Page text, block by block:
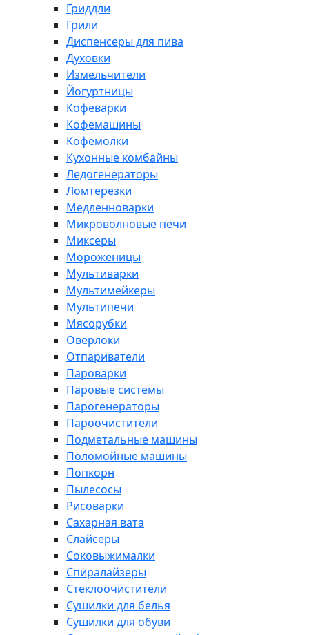
Гриддли
Грили
Диспенсеры для пива
Духовки
Измельчители
Йогуртницы
Кофеварки
Кофемашины
Кофемолки
Кухонные комбайны
Ледогенераторы
Ломтерезки
Медленноварки
Микроволновые печи
Миксеры
Мороженицы
Мультиварки
Мультимейкеры
Мультипечи
Мясорубки
Оверлоки
Отпариватели
Пароварки
Паровые системы
Парогенераторы
Пароочистители
Подметальные машины
Поломойные машины
Попкорн
Пылесосы
Рисоварки
Сахарная вата
Слайсеры
Соковыжималки
Спиралайзеры
Стеклоочистители
Сушилки для белья
Сушилки для обуви